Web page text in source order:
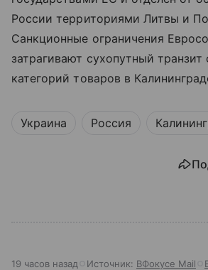
России территориями Литвы и
Санкционные ограничения
затрагивают сухопутный транзит
категорий товаров в
Украина Россия
19 часов назад Источник: ВФокусе Mail